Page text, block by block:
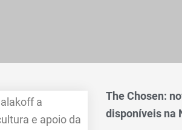
a
e apoio da
The Chosen:
disponíveis na